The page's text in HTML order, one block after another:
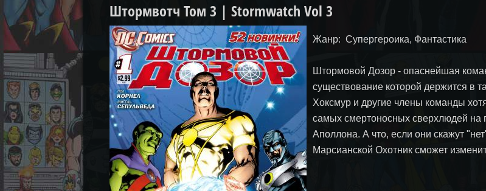
Штормвотч Том 3 | Stormwatch Vol 3
Жанр: Супергероика, Фантастика
Штормовой Дозор - опаснейшая
существование которой держится в
Хоксмур и другие члены команды
самых смертоносных сверхлюдей на
Аполлона. А что, если они скажут
Марсианской Охотник сможет